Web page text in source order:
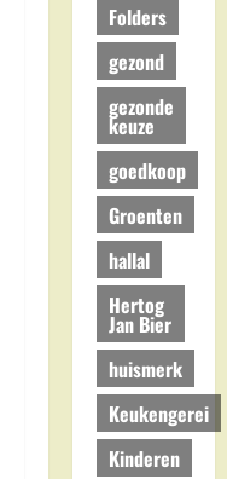
Folders
gezond
gezonde
keuze
goedkoop
Groenten
hallal
Hertog
Jan Bier
huismerk
Keukengerei
Kinderen